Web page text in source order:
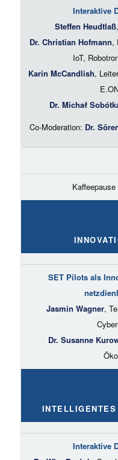
Interaktive
Steffen Heudtlaß
Dr. Christian Hofmann,
IoT,
Karin McCandlish,
Dr. Michał
Co-Moderation: Dr.
SET Pilots als
Jasmin Wagner,
Dr. Susanne
Interaktive